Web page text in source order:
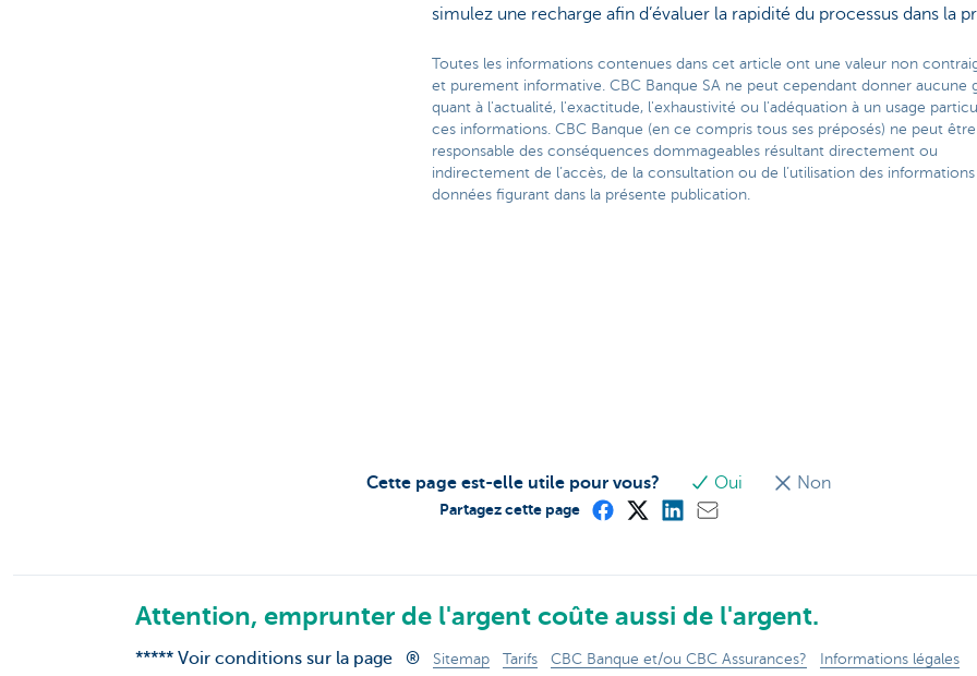
simulez une recharge afin d’évaluer la rapidité du processus dans la
Toutes les informations contenues dans cet article ont une valeur non
et purement informative. CBC Banque SA ne peut cependant donner aucune
quant à l'actualité, l'exactitude, l'exhaustivité ou l'adéquation à un usage
ces informations. CBC Banque (en ce compris tous ses préposés) ne peut
responsable des conséquences dommageables résultant directement ou
indirectement de l’accès, de la consultation ou de l’utilisation des
données figurant dans la présente publication.
Cette page est-elle utile pour vous? Oui Non
Partagez cette page
Attention, emprunter de l'argent coûte aussi de l'argent.
***** Voir conditions sur la page ® Sitemap Tarifs CBC Banque et/ou CBC Assurances? Informations légales